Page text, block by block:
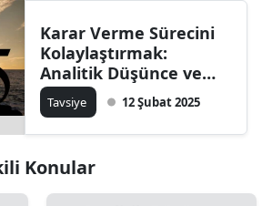
Bitlis
Karar Verme Sürecini
Kolaylaştırmak:
Analitik Düşünce ve
İçgüdü Dengesi
Tavsiye 12 Şubat 2025
Konular